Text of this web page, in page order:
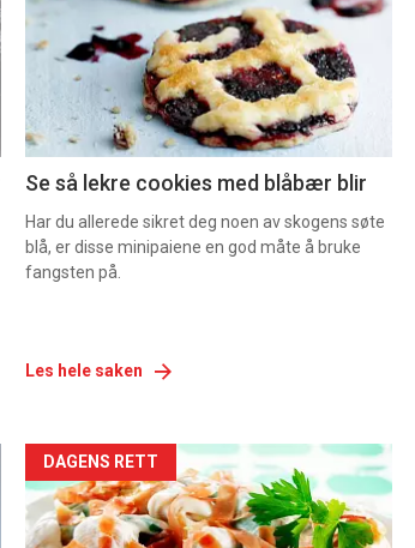
nå
2
Se så lekre cookies med blåbær blir
Har du allerede sikret deg noen av skogens søte
blå, er disse minipaiene en god måte å bruke
fangsten på.
Les hele saken
Forsiden
akkurat
DAGENS RETT